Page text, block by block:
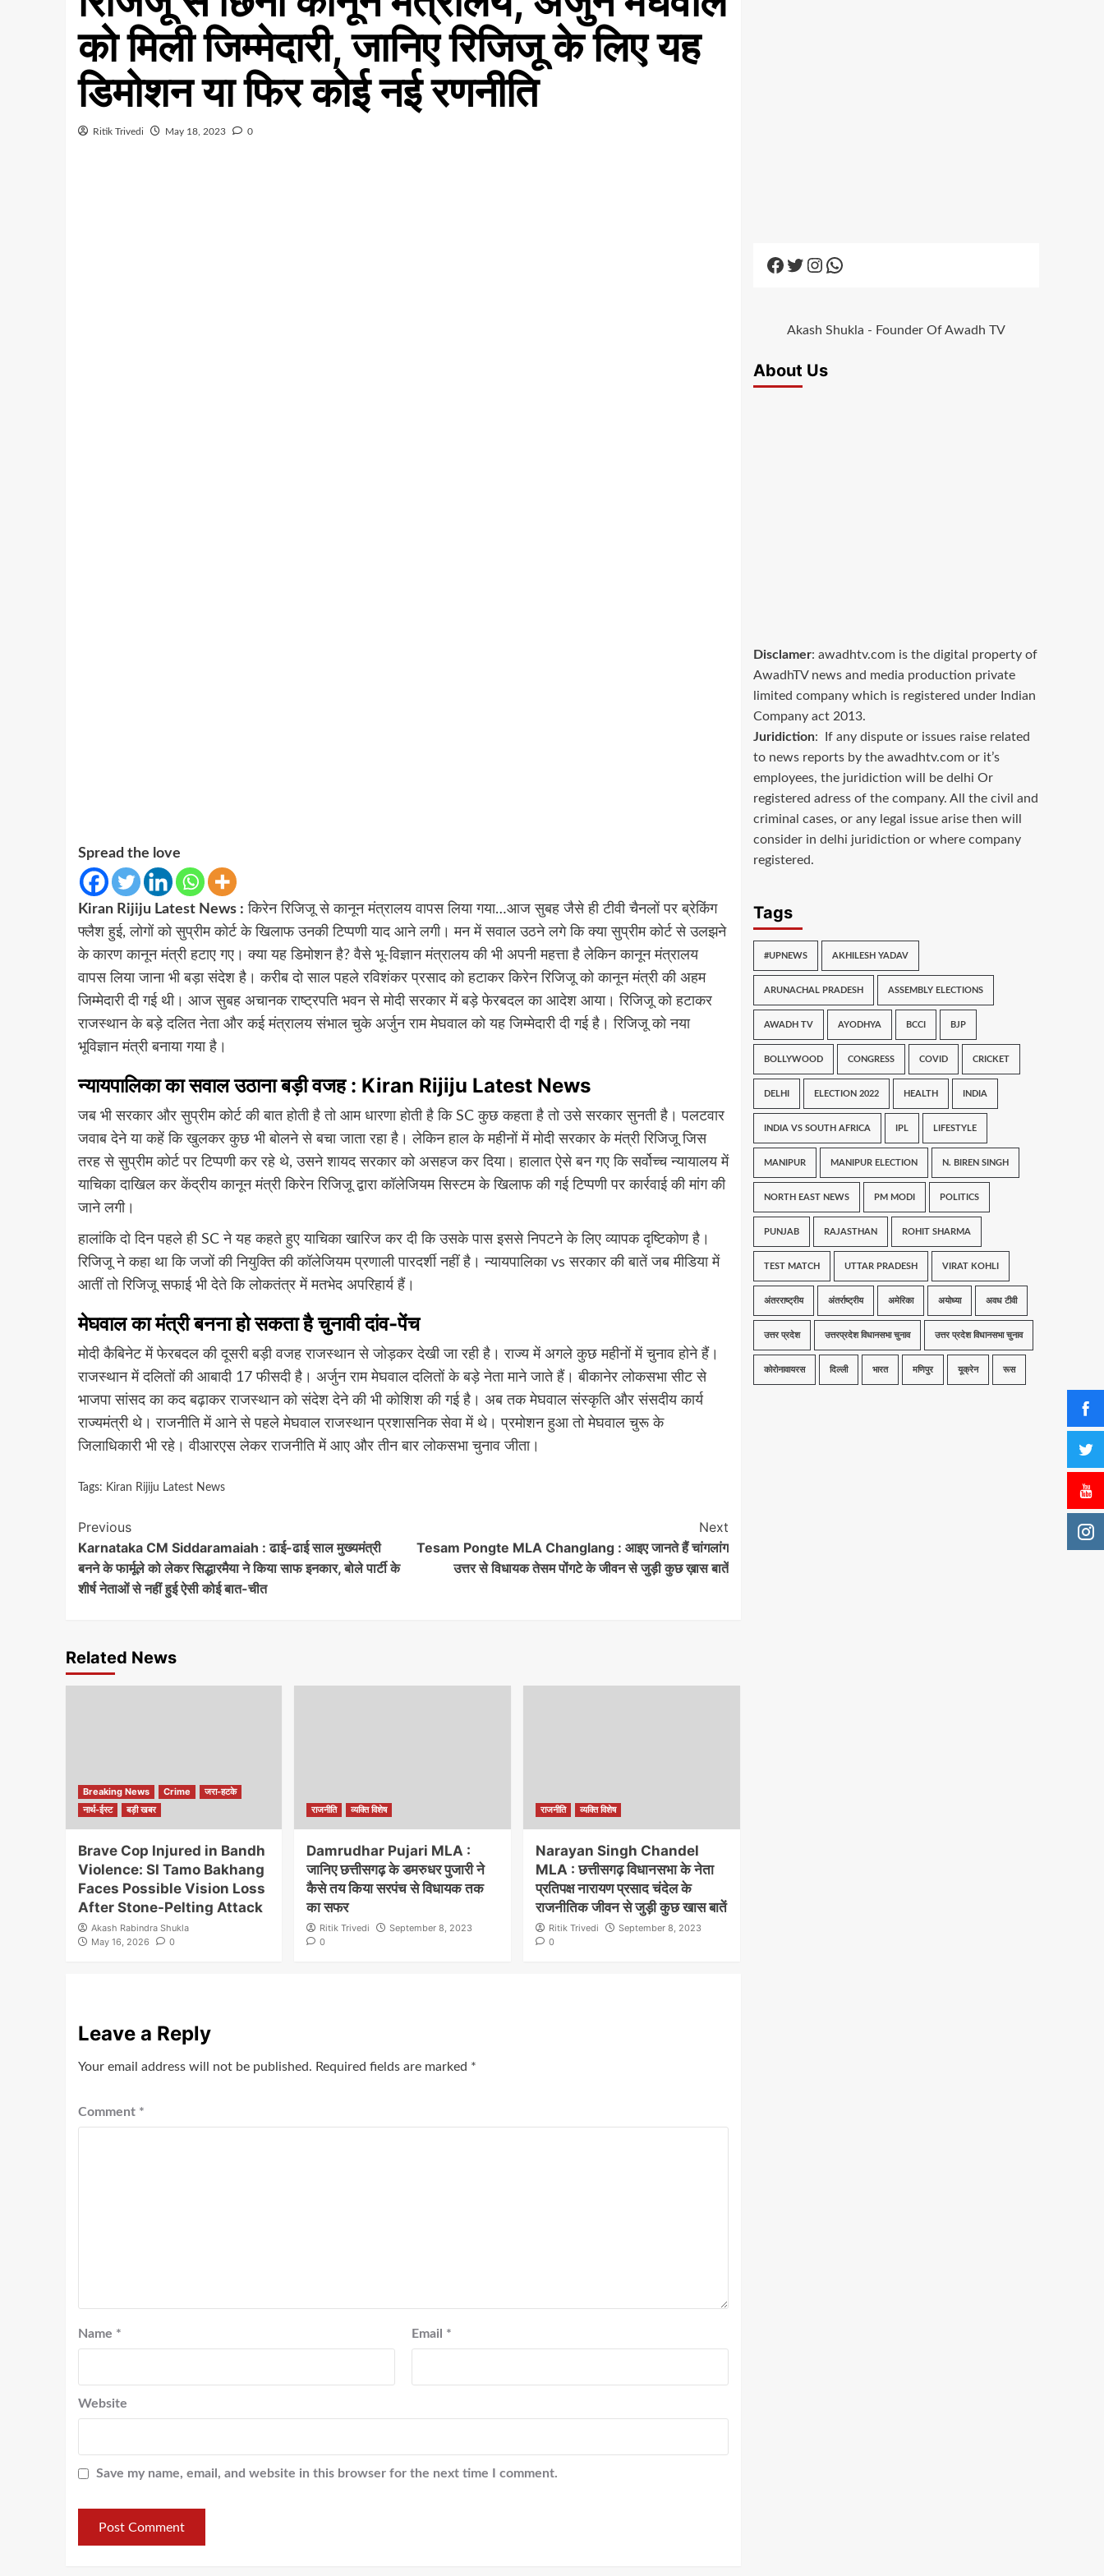
को मिली जिम्मेदारी, जानिए रिजिजू के लिए यह
डिमोशन या फिर कोई नई रणनीति
Ritik Trivedi May 18, 2023 0
Spread the love
Kiran Rijiju Latest News : किरेन रिजिजू से कानून मंत्रालय वापस लिया गया…आज सुबह जैसे ही टीवी चैनलों पर ब्रेकिंग
फ्लैश हुई, लोगों को सुप्रीम कोर्ट के खिलाफ उनकी टिप्पणी याद आने लगी। मन में सवाल उठने लगे कि क्या सुप्रीम कोर्ट से उलझने
के कारण कानून मंत्री हटाए गए। क्या यह डिमोशन है? वैसे भू-विज्ञान मंत्रालय की भी अपनी महत्ता है लेकिन कानून मंत्रालय
वापस लिया जाना भी बड़ा संदेश है। करीब दो साल पहले रविशंकर प्रसाद को हटाकर किरेन रिजिजू को कानून मंत्री की अहम
जिम्मेदारी दी गई थी। आज सुबह अचानक राष्ट्रपति भवन से मोदी सरकार में बड़े फेरबदल का आदेश आया। रिजिजू को हटाकर
राजस्थान के बड़े दलित नेता और कई मंत्रालय संभाल चुके अर्जुन राम मेघवाल को यह जिम्मेदारी दी गई है। रिजिजू को नया
भूविज्ञान मंत्री बनाया गया है।
न्यायपालिका का सवाल उठाना बड़ी वजह : Kiran Rijiju Latest News
जब भी सरकार और सुप्रीम कोर्ट की बात होती है तो आम धारणा होती है कि SC कुछ कहता है तो उसे सरकार सुनती है। पलटवार
जवाब देने या कहें कि खुलकर कुछ भी बोलने से बचा जाता रहा है। लेकिन हाल के महीनों में मोदी सरकार के मंत्री रिजिजू जिस
तरह से सुप्रीम कोर्ट पर टिप्पणी कर रहे थे, उसने शायद सरकार को असहज कर दिया। हालात ऐसे बन गए कि सर्वोच्च न्यायालय में
याचिका दाखिल कर केंद्रीय कानून मंत्री किरेन रिजिजू द्वारा कॉलेजियम सिस्टम के खिलाफ की गई टिप्पणी पर कार्रवाई की मांग की
जाने लगी।
हालांकि दो दिन पहले ही SC ने यह कहते हुए याचिका खारिज कर दी कि उसके पास इससे निपटने के लिए व्यापक दृष्टिकोण है।
रिजिजू ने कहा था कि जजों की नियुक्ति की कॉलेजियम प्रणाली पारदर्शी नहीं है। न्यायपालिका vs सरकार की बातें जब मीडिया में
आतीं तो रिजिजू सफाई भी देते कि लोकतंत्र में मतभेद अपरिहार्य हैं।
मेघवाल का मंत्री बनना हो सकता है चुनावी दांव-पेंच
मोदी कैबिनेट में फेरबदल की दूसरी बड़ी वजह राजस्थान से जोड़कर देखी जा रही है। राज्य में अगले कुछ महीनों में चुनाव होने हैं।
राजस्थान में दलितों की आबादी 17 फीसदी है। अर्जुन राम मेघवाल दलितों के बड़े नेता माने जाते हैं। बीकानेर लोकसभा सीट से
भाजपा सांसद का कद बढ़ाकर राजस्थान को संदेश देने की भी कोशिश की गई है। अब तक मेघवाल संस्कृति और संसदीय कार्य
राज्यमंत्री थे। राजनीति में आने से पहले मेघवाल राजस्थान प्रशासनिक सेवा में थे। प्रमोशन हुआ तो मेघवाल चुरू के
जिलाधिकारी भी रहे। वीआरएस लेकर राजनीति में आए और तीन बार लोकसभा चुनाव जीता।
Tags: Kiran Rijiju Latest News
Continue
Reading
Previous
Karnataka CM Siddaramaiah : ढाई-ढाई साल मुख्यमंत्री
बनने के फार्मूले को लेकर सिद्धारमैया ने किया साफ इनकार, बोले पार्टी के
शीर्ष नेताओं से नहीं हुई ऐसी कोई बात-चीत
Next
Tesam Pongte MLA Changlang : आइए जानते हैं चांगलांग
उत्तर से विधायक तेसम पोंगटे के जीवन से जुड़ी कुछ ख़ास बातें
Related News
Breaking News Crime
जरा-हटके
नार्थ-ईस्ट
बड़ी खबर
Brave Cop Injured in Bandh
Violence: SI Tamo Bakhang
Faces Possible Vision Loss
After Stone-Pelting Attack
Akash Rabindra Shukla
May 16, 2026
0
राजनीति व्यक्ति विशेष
Damrudhar Pujari MLA :
जानिए छत्तीसगढ़ के डमरुधर पुजारी ने
कैसे तय किया सरपंच से विधायक तक
का सफर
Ritik Trivedi
September 8, 2023
0
राजनीति व्यक्ति विशेष
Narayan Singh Chandel
MLA : छत्तीसगढ़ विधानसभा के नेता
प्रतिपक्ष नारायण प्रसाद चंदेल के
राजनीतिक जीवन से जुड़ी कुछ खास बातें
Ritik Trivedi
September 8, 2023
0
Leave a Reply
Your email address will not be published. Required fields are marked *
Comment *
Name * Email *
Website
Save my name, email, and website in this browser for the next time I comment.
Facebook
Twitter
Instagram
WhatsApp
Akash Shukla - Founder Of Awadh TV
About Us
Disclamer: awadhtv.com is the digital property of
AwadhTV news and media production private
limited company which is registered under Indian
Company act 2013.
Juridiction: If any dispute or issues raise related
to news reports by the awadhtv.com or it’s
employees, the juridiction will be delhi Or
registered adress of the company. All the civil and
criminal cases, or any legal issue arise then will
consider in delhi juridiction or where company
registered.
Tags
#UPNEWS AKHILESH YADAV
ARUNACHAL PRADESH ASSEMBLY ELECTIONS
AWADH TV AYODHYA BCCI BJP
BOLLYWOOD CONGRESS COVID CRICKET
DELHI ELECTION 2022 HEALTH INDIA
INDIA VS SOUTH AFRICA IPL LIFESTYLE
MANIPUR MANIPUR ELECTION N. BIREN SINGH
NORTH EAST NEWS PM MODI POLITICS
PUNJAB RAJASTHAN ROHIT SHARMA
TEST MATCH UTTAR PRADESH VIRAT KOHLI
अंतरराष्ट्रीय अंतर्राष्ट्रीय अमेरिका अयोध्या अवध टीवी
उत्तर प्रदेश उत्तरप्रदेश विधानसभा चुनाव उत्तर प्रदेश विधानसभा चुनाव
कोरोनावायरस दिल्ली भारत मणिपुर यूक्रेन रूस